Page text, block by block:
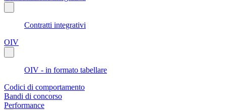
Contratti integrativi
OIV
OIV - in formato tabellare
Codici di comportamento
Bandi di concorso
Performance